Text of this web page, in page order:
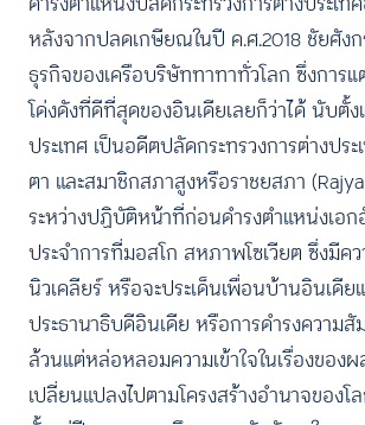
หลังจากปลดเกษียณในปี ค.ศ.2018 ชัยศัง
ธุรกิจของเครือบริษัททาทาทั่วโลก ซึ่งกา
โด่งดังที่ดีที่สุดของอินเดียเลยก็ว่าได้ นับตั้
ประเทศ เป็นอดีตปลัดกระทรวงการต่างป
ตา และสมาชิกสภาสูงหรือราชยสภา
ระหว่างปฏิบัติหน้าที่ก่อนดำรงตำแหน่งเอก
ประจำการที่มอสโก สหภาพโซเวียต ซึ่งมี
นิวเคลียร์ หรือจะประเด็นเพื่อนบ้านอินเ
ประธานาธิบดีอินเดีย หรือการดำรงควา
ล้วนแต่หล่อหลอมความเข้าใจในเรื่องของ
เปลี่ยนแปลงไปตามโครงสร้างอำนาจของ